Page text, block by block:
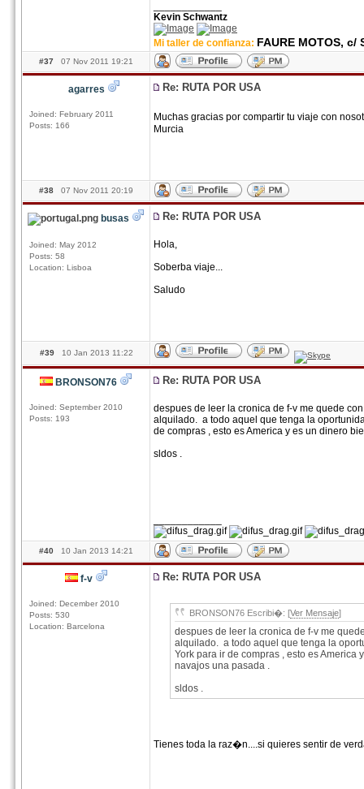
Kevin Schwantz
Mi taller de confianza: FAURE MOTOS,
#37 07 Nov 2011 19:21
agarres
Joined: February 2011
Posts: 166
Re: RUTA POR USA
Muchas gracias por compartir tu viaje con
Murcia
#38 07 Nov 2011 20:19
busas
Joined: May 2012
Posts: 58
Location: Lisboa
Re: RUTA POR USA
Hola,
Soberba viaje...
Saludo
#39 10 Jan 2013 11:22
BRONSON76
Joined: September 2010
Posts: 193
Re: RUTA POR USA
despues de leer la cronica de f-v me quede
alquilado. a todo aquel que tenga la
de compras , esto es America y es un dinero
sldos .
#40 10 Jan 2013 14:21
f-v
Joined: December 2010
Posts: 530
Location: Barcelona
Re: RUTA POR USA
BRONSON76 Escribi�: [Ver Mensaje]
despues de leer la cronica de f-v me
alquilado. a todo aquel que tenga la
York para ir de compras , esto es
navajos una pasada .
sldos .
Tienes toda la raz�n....si quieres sentir de